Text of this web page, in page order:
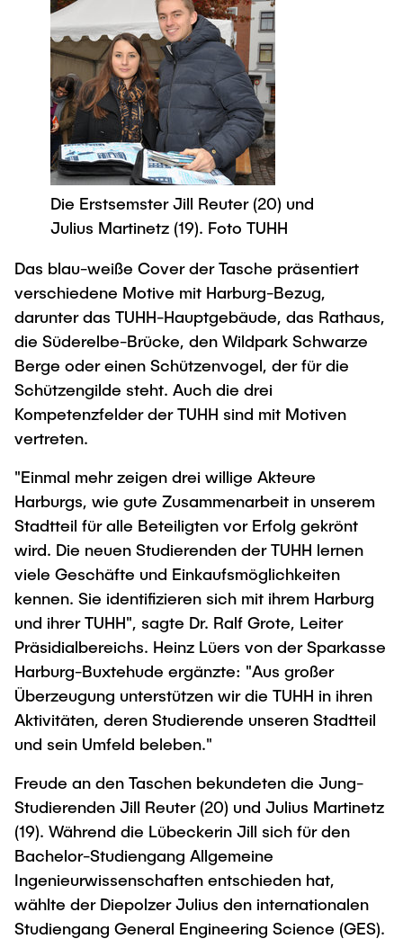
Die Erstsemster Jill Reuter (20) und
Julius Martinetz (19). Foto TUHH
Das blau-weiße Cover der Tasche präsentiert
verschiedene Motive mit Harburg-Bezug,
darunter das TUHH-Hauptgebäude, das Rathaus,
die Süderelbe-Brücke, den Wildpark Schwarze
Berge oder einen Schützenvogel, der für die
Schützengilde steht. Auch die drei
Kompetenzfelder der TUHH sind mit Motiven
vertreten.
"Einmal mehr zeigen drei willige Akteure
Harburgs, wie gute Zusammenarbeit in unserem
Stadtteil für alle Beteiligten vor Erfolg gekrönt
wird. Die neuen Studierenden der TUHH lernen
viele Geschäfte und Einkaufsmöglichkeiten
kennen. Sie identifizieren sich mit ihrem Harburg
und ihrer TUHH", sagte Dr. Ralf Grote, Leiter
Präsidialbereichs. Heinz Lüers von der Sparkasse
Harburg-Buxtehude ergänzte: "Aus großer
Überzeugung unterstützen wir die TUHH in ihren
Aktivitäten, deren Studierende unseren Stadtteil
und sein Umfeld beleben."
Freude an den Taschen bekundeten die Jung-
Studierenden Jill Reuter (20) und Julius Martinetz
(19). Während die Lübeckerin Jill sich für den
Bachelor-Studiengang Allgemeine
Ingenieurwissenschaften entschieden hat,
wählte der Diepolzer Julius den internationalen
Studiengang General Engineering Science (GES).